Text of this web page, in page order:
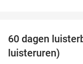
60 dagen
luisteruren)